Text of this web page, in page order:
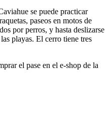
se puede practicar
paseos en motos de
por perros, y hasta deslizarse
playas. El cerro tiene tres
el pase en el e-shop de la